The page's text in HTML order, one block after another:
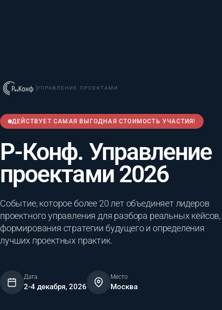
УПРАВЛЕНИЕ ПРОЕКТАМИ
ДЕЙСТВУЕТ САМАЯ ВЫГОДНАЯ СТОИМОСТЬ УЧАСТИЯ!
Р-Конф. Управление
проектами 2026
Событие, которое более 20 лет объединяет лидеров
проектного управления для разбора реальных кейсов,
формирования стратегии будущего и определения
лучших проектных практик.
Дата
2-4 декабря, 2026
Место
Москва